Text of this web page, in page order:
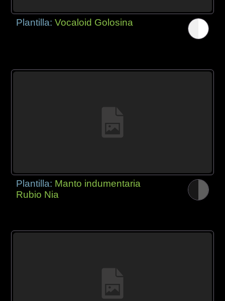
Plantilla:Vocaloid Golosina
Plantilla: Manto indumentaria
Rubio Nia